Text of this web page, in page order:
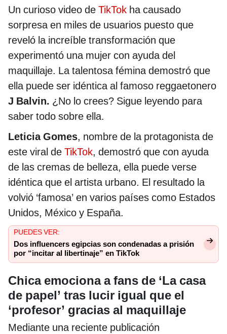
Un curioso video de TikTok ha causado
sorpresa en miles de usuarios puesto que
reveló la increíble transformación que
experimentó una mujer con ayuda del
maquillaje. La talentosa fémina demostró que
ella puede ser idéntica al famoso reggaetonero
J Balvin. ¿No lo crees? Sigue leyendo para
saber todo sobre ella.
Leticia Gomes, nombre de la protagonista de
este viral de TikTok, demostró que con ayuda
de las cremas de belleza, ella puede verse
idéntica que el artista urbano. El resultado la
volvió ‘famosa’ en varios países como Estados
Unidos, México y España.
PUEDES VER:
Dos influencers egipcias son condenadas a prisión
por “incitar al libertinaje” en TikTok
Chica emociona a fans de ‘La casa
de papel’ tras lucir igual que el
‘profesor’ gracias al maquillaje
Mediante una reciente publicación